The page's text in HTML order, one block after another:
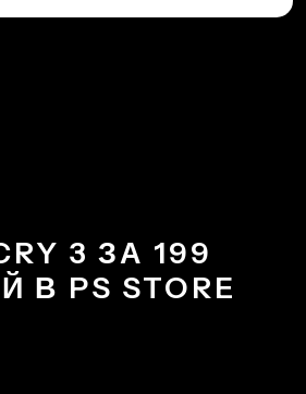
3 ЗА 199
В PS STORE